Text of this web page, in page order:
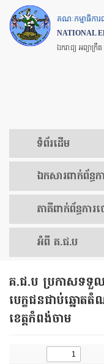
Skip
to
main
គណៈកម្មាធិកា
NATIONAL
ឯករាជ្យ អព្យាក្រឹ
ទំព័រ​ដើម
ឯកសារ​ពាក់ព័ន្ធ​
ភាគីពាក់ព័ន្ធ​​ការ​
អំពី គ.ជ.ប
គ.ជ.ប ប្រកាសទទួ
បេក្ខជនជាប់ឆ្នោ
ខេត្តកំពង់ចាម